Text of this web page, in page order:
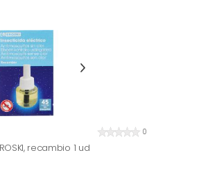
0
recambio 1 ud